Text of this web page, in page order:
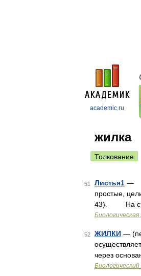
academic.ru
жилка
Толкование
51 Листья1 —
простые,
43). На
52 ЖИЛКИ —
через
Биологический